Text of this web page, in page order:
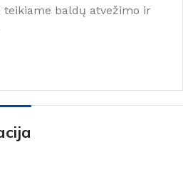
teikiame baldų atvežimo ir